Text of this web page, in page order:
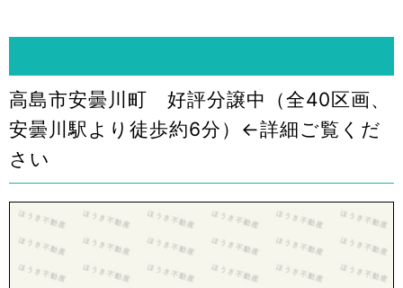
高島市安曇川町 好評分譲中（全40区画、
安曇川駅より徒歩約6分）←詳細ご覧くだ
さい